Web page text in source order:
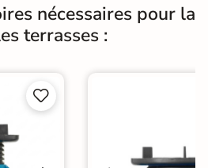
nécessaires pour la
terrasses :

